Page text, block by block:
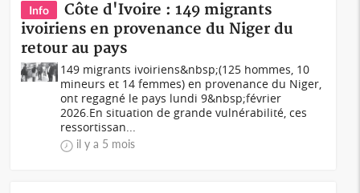
Info
Côte d'Ivoire : 149 migrants
ivoiriens en provenance du Niger du
retour au pays
149 migrants ivoiriens&nbsp;(125 hommes, 10
mineurs et 14 femmes) en provenance du Niger,
ont regagné le pays lundi 9&nbsp;février
2026.En situation de grande vulnérabilité, ces
ressortissan...
il y a 5 mois